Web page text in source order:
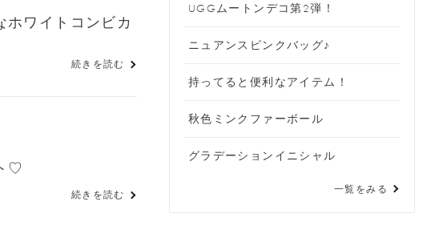
ホワイトコンビカ
続きを読む
♡
続きを読む
UGGムートンデコ第2弾！
ニュアンスピンクバッグ♪
持ってると便利なアイテム！
秋色ミンクファーボール
グラデーションイニシャル
一覧をみる